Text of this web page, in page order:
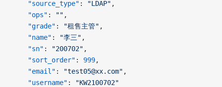
    "source_type"
: "LDAP" ,
    "ops"
: "" ,
    "grade"
: "租售主管" ,
    "name"
: "李三" ,
    "sn"
: "200702" ,
    "sort_order"
: 999,
    "email"
: "test05@xx.com" ,
    "username"
:
"KW2100702"